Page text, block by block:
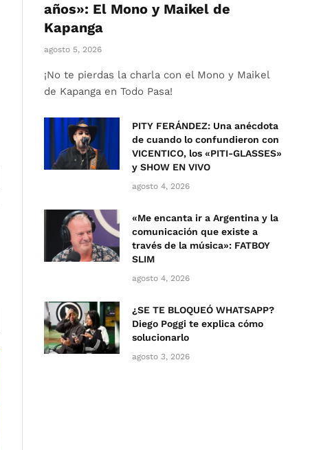
años»: El Mono y Maikel de
Kapanga
agosto 5, 2026
¡No te pierdas la charla con el Mono y Maikel
de Kapanga en Todo Pasa!
PITY FERÁNDEZ: Una anécdota
de cuando lo confundieron con
VICENTICO, los «PITI-GLASSES»
y SHOW EN VIVO
agosto 4, 2026
«Me encanta ir a Argentina y la
comunicación que existe a
través de la música»: FATBOY
SLIM
agosto 4, 2026
¿SE TE BLOQUEÓ WHATSAPP?
Diego Poggi te explica cómo
solucionarlo
agosto 3, 2026